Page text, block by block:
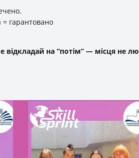
гарантовано
відкладай на “потім” — місця не